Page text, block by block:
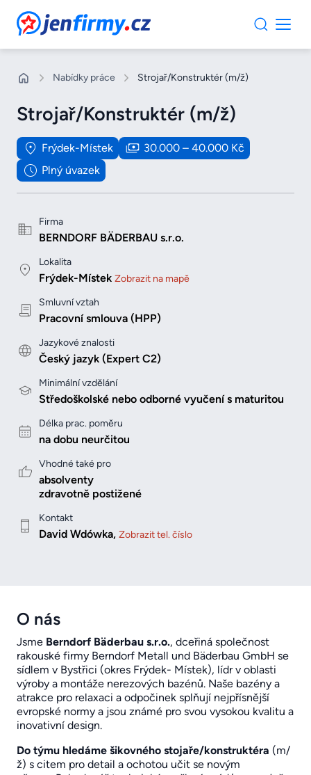
JenFirmy.cz
Nabídky práce Strojař/Konstruktér (m/ž)
Strojař/Konstruktér (m/ž)
Frýdek-Místek
30.000 – 40.000 Kč
Plný úvazek
Firma
BERNDORF BÄDERBAU s.r.o.
Lokalita
Frýdek-Místek Zobrazit na mapě
Smluvní vztah
Pracovní smlouva (HPP)
Jazykové znalosti
Český jazyk (Expert C2)
Minimální vzdělání
Středoškolské nebo odborné vyučení s maturitou
Délka prac. poměru
na dobu neurčitou
Vhodné také pro
absolventy
zdravotně postižené
Kontakt
David Wdówka, Zobrazit tel. číslo
O nás
Jsme Berndorf Bäderbau s.r.o., dceřiná společnost
rakouské firmy Berndorf Metall und Bäderbau GmbH se
sídlem v Bystřici (okres Frýdek- Místek), lídr v oblasti
výroby a montáže nerezových bazénů. Naše bazény a
atrakce pro relaxaci a odpočinek splňují nejpřísnější
evropské normy a jsou známé pro svou vysokou kvalitu a
inovativní design.
Do týmu hledáme šikovného stojaře/konstruktéra (m/
ž) s citem pro detail a ochotou učit se novým